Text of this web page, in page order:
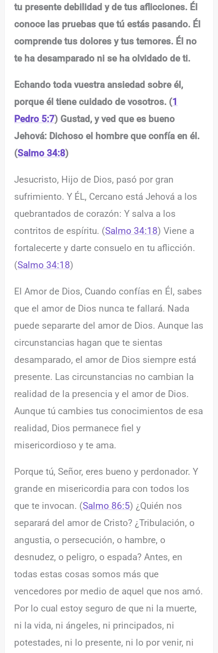
tu presente debilidad y de tus aflicciones. Él
conoce las pruebas que tú estás pasando. Él
comprende tus dolores y tus temores. Él no
te ha desamparado ni se ha olvidado de ti.
Echando toda vuestra ansiedad sobre él,
porque él tiene cuidado de vosotros. (1
Pedro 5:7) Gustad, y ved que es bueno
Jehová: Dichoso el hombre que confía en él.
(Salmo 34:8)
Jesucristo, Hijo de Dios, pasó por gran
sufrimiento. Y ÉL, Cercano está Jehová a los
quebrantados de corazón: Y salva a los
contritos de espíritu. (Salmo 34:18) Viene a
fortalecerte y darte consuelo en tu aflicción.
(Salmo 34:18)
El Amor de Dios, Cuando confías en Él, sabes
que el amor de Dios nunca te fallará. Nada
puede separarte del amor de Dios. Aunque las
circunstancias hagan que te sientas
desamparado, el amor de Dios siempre está
presente. Las circunstancias no cambian la
realidad de la presencia y el amor de Dios.
Aunque tú cambies tus conocimientos de esa
realidad, Dios permanece fiel y
misericordioso y te ama.
Porque tú, Señor, eres bueno y perdonador. Y
grande en misericordia para con todos los
que te invocan. (Salmo 86:5) ¿Quién nos
separará del amor de Cristo? ¿Tribulación, o
angustia, o persecución, o hambre, o
desnudez, o peligro, o espada? Antes, en
todas estas cosas somos más que
vencedores por medio de aquel que nos amó.
Por lo cual estoy seguro de que ni la muerte,
ni la vida, ni ángeles, ni principados, ni
potestades, ni lo presente, ni lo por venir, ni